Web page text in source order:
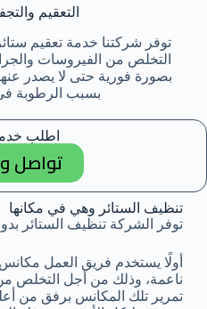
التعقيم
توفر شركتنا خدمة تعقيم
التخلص من الفيروسات
بصورة فورية حتى لا يصدر
بسبب الرطوبة
اطلب
تواصل
تنظيف الستائر وهي في مكانها
توفر الشركة تنظيف الستائر
أولًا يستخدم فريق العمل
ناعمة، وذلك من أجل التخلص من
تمرير تلك المكانس برفق من